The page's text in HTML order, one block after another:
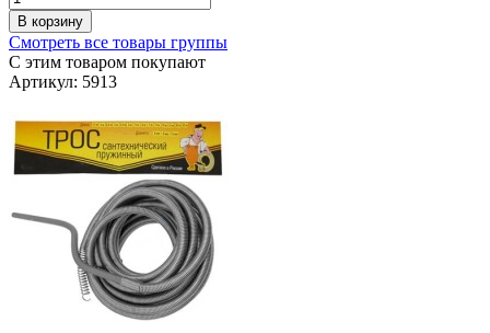
В корзину
Смотреть все товары группы
С этим товаром покупают
Артикул: 5913